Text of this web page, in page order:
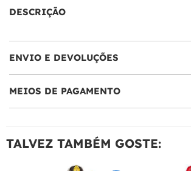
DESCRIÇÃO
ENVIO E DEVOLUÇÕES
MEIOS DE PAGAMENTO
TALVEZ TAMBÉM GOSTE: